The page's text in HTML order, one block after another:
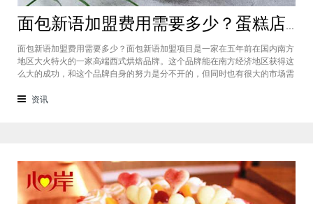
面包新语加盟费用需要多少？蛋糕店加盟费用太高了吗？
面包新语加盟费用需要多少？面包新语加盟项目是一家在五年前在国内南方
地区大火特火的一家高端西式烘焙品牌。这个品牌能在南方经济地区获得这
么大的成功，和这个品牌自身的努力是分不开的，但同时也有很大的市场需
在国内市场上的首先一家传统地道且正宗的西式烘焙品牌，这对于很多国内
资讯